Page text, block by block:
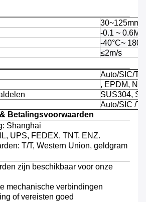
30~125mm
-0.1 ~
-40°C~ 180
≤2m/s
Auto/SIC/
, EPDM,
SUS304,
Auto/SIC /
Betalingsvoorwaarden
Shanghai
UPS, FEDEX, TNT, ENZ.
T/T, Western Union, geldgram
zijn beschikbaar voor onze
mechanische verbindingen
of vereisten goed